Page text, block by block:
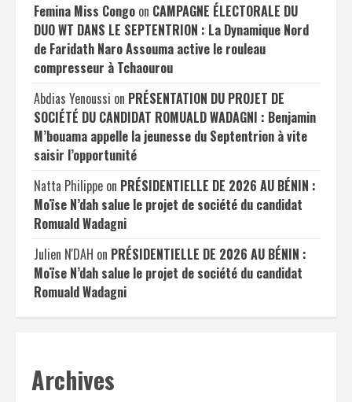
Femina Miss Congo on CAMPAGNE ÉLECTORALE DU
DUO WT DANS LE SEPTENTRION : La Dynamique Nord
de Faridath Naro Assouma active le rouleau
compresseur à Tchaourou
Abdias Yenoussi on PRÉSENTATION DU PROJET DE
SOCIÉTÉ DU CANDIDAT ROMUALD WADAGNI : Benjamin
M’bouama appelle la jeunesse du Septentrion à vite
saisir l’opportunité
Natta Philippe on PRÉSIDENTIELLE DE 2026 AU BÉNIN :
Moïse N’dah salue le projet de société du candidat
Romuald Wadagni
Julien N'DAH on PRÉSIDENTIELLE DE 2026 AU BÉNIN :
Moïse N’dah salue le projet de société du candidat
Romuald Wadagni
Archives